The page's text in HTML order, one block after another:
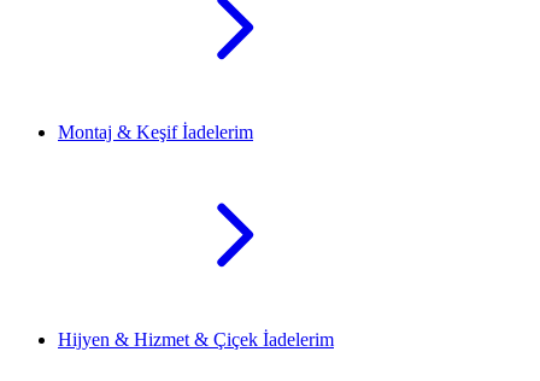
Montaj & Keşif İadelerim
Hijyen & Hizmet & Çiçek İadelerim